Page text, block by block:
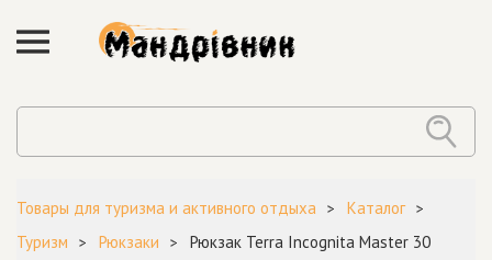
Товары для туризма и активного отдыха
Каталог
Туризм
Рюкзаки Рюкзак Terra Incognita Master 30